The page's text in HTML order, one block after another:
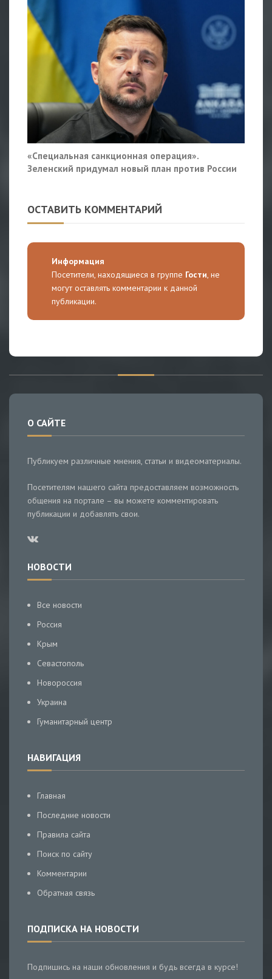
«Специальная санкционная операция».
Зеленский придумал новый план против России
ОСТАВИТЬ КОММЕНТАРИЙ
Информация
Посетители, находящиеся в группе Гости , не
могут оставлять комментарии к данной
публикации.
О САЙТЕ
Публикуем различные мнения, статьи и видеоматериалы.
Посетителям нашего сайта предоставляем возможность
общения на портале – вы можете комментировать
публикации и добавлять свои.
НОВОСТИ
Все новости
Россия
Крым
Севастополь
Новороссия
Украина
Гуманитарный центр
НАВИГАЦИЯ
Главная
Последние новости
Правила сайта
Поиск по сайту
Комментарии
Обратная связь
ПОДПИСКА НА НОВОСТИ
Подпишись на наши обновления и будь всегда в курсе!